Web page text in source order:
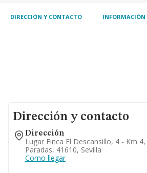
DIRECCIÓN Y CONTACTO INFORMACIÓN
Dirección y contacto
Dirección
Lugar Finca El Descansillo, 4 - Km 4,
Paradas, 41610, Sevilla
Como llegar